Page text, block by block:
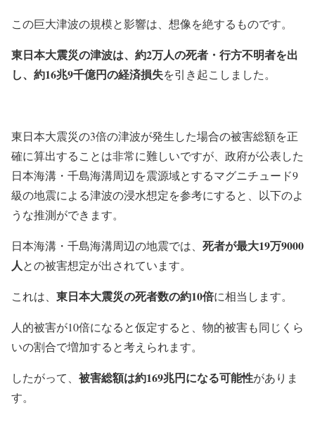
この巨大津波の規模と影響は、想像を絶するものです。
東日本大震災の津波は、約2万人の死者・行方不明者を出
し、約16兆9千億円の経済損失を引き起こしました。
東日本大震災の3倍の津波が発生した場合の被害総額を正
確に算出することは非常に難しいですが、政府が公表した
日本海溝・千島海溝周辺を震源域とするマグニチュード9
級の地震による津波の浸水想定を参考にすると、以下のよ
うな推測ができます。
日本海溝・千島海溝周辺の地震では、 死者が最大19万9000
人との被害想定が出されています。
これは、 東日本大震災の死者数の約10倍に相当します。
人的被害が10倍になると仮定すると、物的被害も同じくら
いの割合で増加すると考えられます。
したがって、 被害総額は約169兆円になる可能性がありま
す。